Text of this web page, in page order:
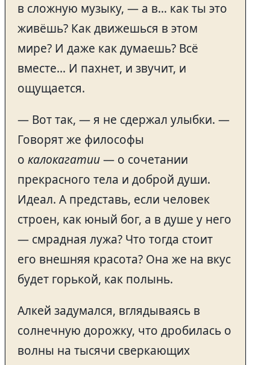
в сложную музыку, — а в… как ты это
живёшь? Как движешься в этом
мире? И даже как думаешь? Всё
вместе… И пахнет, и звучит, и
ощущается.
— Вот так, — я не сдержал улыбки. —
Говорят же философы
о калокагатии— о сочетании
прекрасного тела и доброй души.
Идеал. А представь, если человек
строен, как юный бог, а в душе у него
— смрадная лужа? Что тогда стоит
его внешняя красота? Она же на вкус
будет горькой, как полынь.
Алкей задумался, вглядываясь в
солнечную дорожку, что дробилась о
волны на тысячи сверкающих